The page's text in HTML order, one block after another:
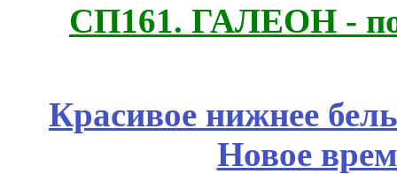
СП161. ГАЛЕОН -
Красивое нижнее
Новое